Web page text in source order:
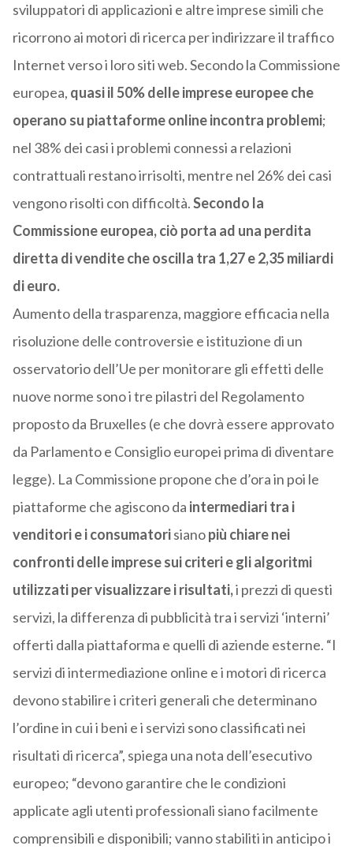
sviluppatori di applicazioni e altre imprese simili che
ricorrono ai motori di ricerca per indirizzare il traffico
Internet verso i loro siti web. Secondo la Commissione
europea, quasi il 50% delle imprese europee che
operano su piattaforme online incontra problemi;
nel 38% dei casi i problemi connessi a relazioni
contrattuali restano irrisolti, mentre nel 26% dei casi
vengono risolti con difficoltà.Secondo la
Commissione europea, ciò porta ad una perdita
diretta di vendite che oscilla tra 1,27 e 2,35 miliardi
di euro.
Aumento della trasparenza, maggiore efficacia nella
risoluzione delle controversie e istituzione di un
osservatorio dell’Ue per monitorare gli effetti delle
nuove norme sono i tre pilastri del Regolamento
proposto da Bruxelles (e che dovrà essere approvato
da Parlamento e Consiglio europei prima di diventare
legge). La Commissione propone che d’ora in poi le
piattaforme che agiscono da intermediari tra i
venditori e i consumatorisianopiù chiare nei
confronti delle imprese sui criteri e gli algoritmi
utilizzati per visualizzare i risultati,i prezzi di questi
servizi, la differenza di pubblicità tra i servizi ‘interni’
offerti dalla piattaforma e quelli di aziende esterne. “I
servizi di intermediazione online e i motori di ricerca
devono stabilire i criteri generali che determinano
l’ordine in cui i beni e i servizi sono classificati nei
risultati di ricerca”, spiega una nota dell’esecutivo
europeo; “devono garantire che le condizioni
applicate agli utenti professionali siano facilmente
comprensibili e disponibili; vanno stabiliti in anticipo i